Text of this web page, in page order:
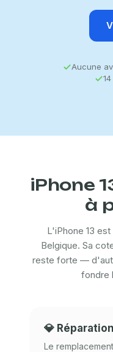
Aucune
iPhone
à
L'iPhone 13
Belgique. Sa
reste forte —
fondre
💎
Le